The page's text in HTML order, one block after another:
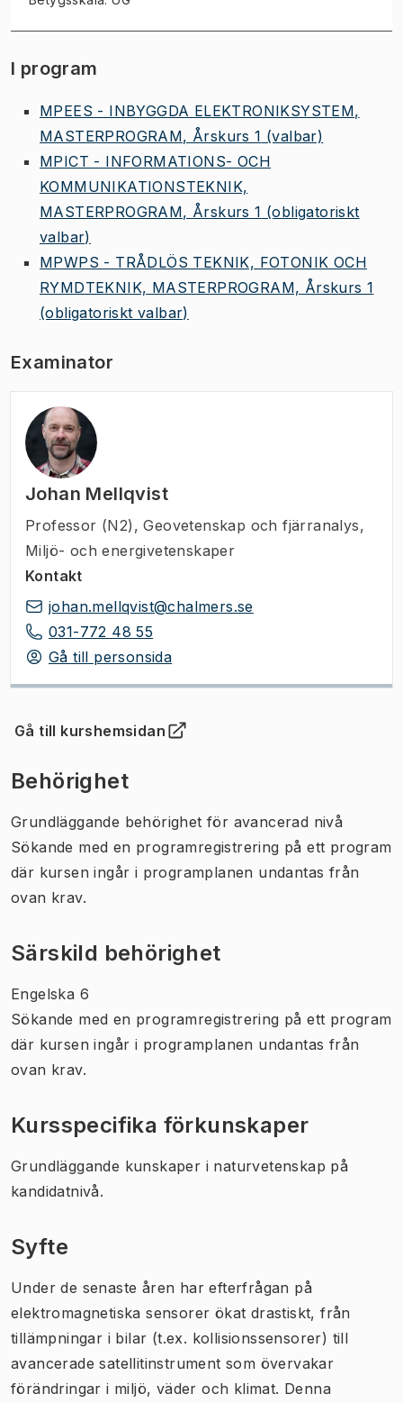
I program
MPEES - INBYGGDA ELEKTRONIKSYSTEM,
MASTERPROGRAM, Årskurs 1 (valbar)
MPICT - INFORMATIONS- OCH
KOMMUNIKATIONSTEKNIK,
MASTERPROGRAM, Årskurs 1 (obligatoriskt
valbar)
MPWPS - TRÅDLÖS TEKNIK, FOTONIK OCH
RYMDTEKNIK, MASTERPROGRAM, Årskurs 1
(obligatoriskt valbar)
Examinator
Johan Mellqvist
Professor (N2) , Geovetenskap och fjärranalys,
Miljö- och energivetenskaper
Kontakt
johan.mellqvist@chalmers.se
031-772 48 55
Gå till personsida
Gå till kurshemsidan
(Öppnas i ny flik)
Behörighet
Grundläggande behörighet för avancerad nivå
Sökande med en programregistrering på ett program
där kursen ingår i programplanen undantas från
ovan krav.
Särskild behörighet
Engelska 6
Sökande med en programregistrering på ett program
där kursen ingår i programplanen undantas från
ovan krav.
Kursspecifika förkunskaper
Grundläggande kunskaper i naturvetenskap på
kandidatnivå.
Syfte
Under de senaste åren har efterfrågan på
elektromagnetiska sensorer ökat drastiskt, från
tillämpningar i bilar (t.ex. kollisionssensorer) till
avancerade satellitinstrument som övervakar
förändringar i miljö, väder och klimat. Denna